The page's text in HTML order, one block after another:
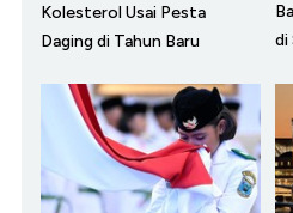
Kolesterol Usai Pesta
Daging di Tahun Baru
di